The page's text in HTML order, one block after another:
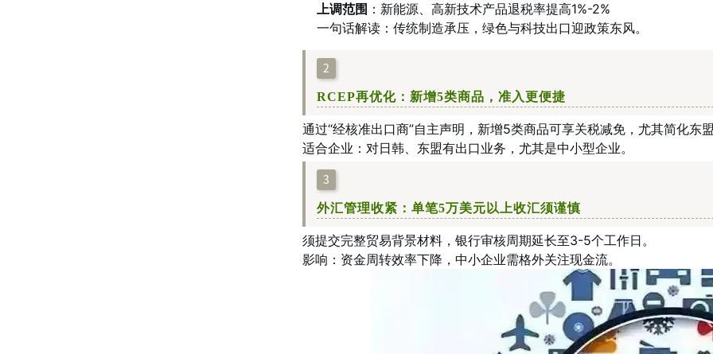
上调范围 ：新能源、高新技术产品退税率提高1%-2%
一句话解读：传统制造承压，绿色与科技出口迎政策东风。
2
RCEP再优化：新增5类商品，准入更便捷
通过“经核准出口商”自主声明，新增5类商品可享关税减免，尤其简化东
适合企业：对日韩、东盟有出口业务，尤其是中小型企业。
3
外汇管理收紧：单笔5万美元以上收汇须谨慎
须提交完整贸易背景材料，银行审核周期延长至3-5个工作日。
影响：资金周转效率下降，中小企业需格外关注现金流。